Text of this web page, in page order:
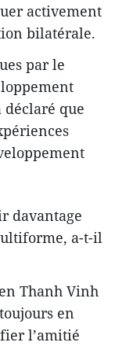
activement
bilatérale.
par le
que
davantage
a-t-il
Thanh Vinh
en
l’amitié